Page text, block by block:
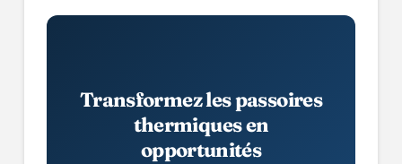
Transformez les passoires
thermiques en
opportunités